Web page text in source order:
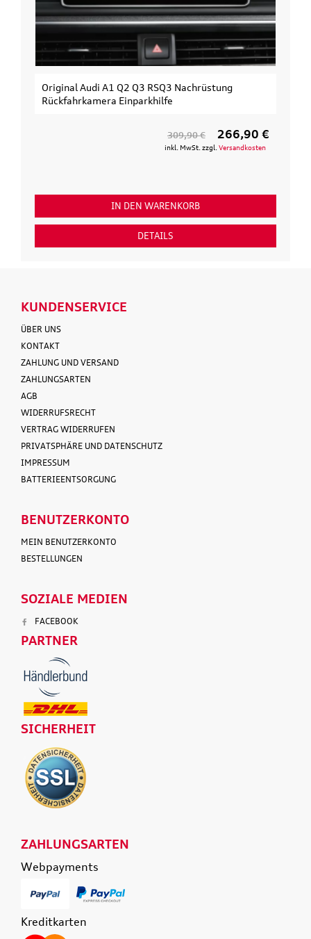
Original Audi A1 Q2 Q3 RSQ3 Nachrüstung
Rückfahrkamera Einparkhilfe
309,90 € 266,90 €
inkl. MwSt. zzgl. Versandkosten
IN DEN WARENKORB
DETAILS
KUNDENSERVICE
ÜBER UNS
KONTAKT
ZAHLUNG UND VERSAND
ZAHLUNGSARTEN
AGB
WIDERRUFSRECHT
VERTRAG WIDERRUFEN
PRIVATSPHÄRE UND DATENSCHUTZ
IMPRESSUM
BATTERIEENTSORGUNG
BENUTZERKONTO
MEIN BENUTZERKONTO
BESTELLUNGEN
SOZIALE MEDIEN
FACEBOOK
PARTNER
SICHERHEIT
ZAHLUNGSARTEN
Webpayments
Kreditkarten